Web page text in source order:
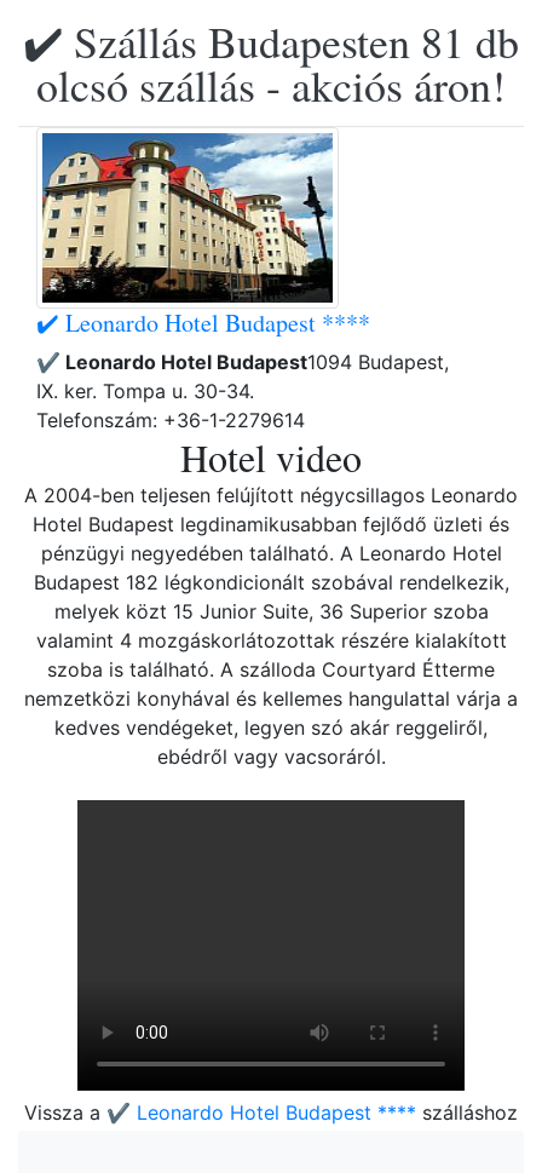
✔️ Szállás Budapesten 81 db
olcsó szállás - akciós áron!
✔️ Leonardo Hotel Budapest ****
✔️ Leonardo Hotel Budapest1094 Budapest,
IX. ker. Tompa u. 30-34.
Telefonszám: +36-1-2279614
Hotel video
A 2004-ben teljesen felújított négycsillagos Leonardo
Hotel Budapest legdinamikusabban fejlődő üzleti és
pénzügyi negyedében található. A Leonardo Hotel
Budapest 182 légkondicionált szobával rendelkezik,
melyek közt 15 Junior Suite, 36 Superior szoba
valamint 4 mozgáskorlátozottak részére kialakított
szoba is található. A szálloda Courtyard Étterme
nemzetközi konyhával és kellemes hangulattal várja a
kedves vendégeket, legyen szó akár reggeliről,
ebédről vagy vacsoráról.
Vissza a ✔️ Leonardo Hotel Budapest **** szálláshoz